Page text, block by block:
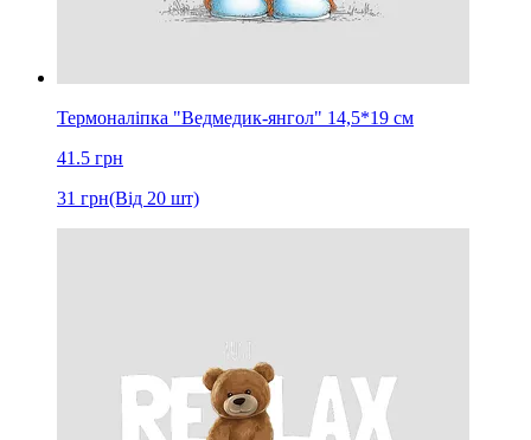
Термоналіпка "Ведмедик-янгол" 14,5*19 см
41.5 грн
31 грн(Від 20 шт)